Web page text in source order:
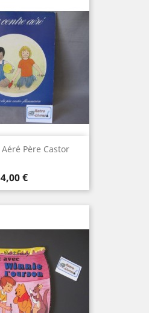
Père Castor
Prix
4,00 €